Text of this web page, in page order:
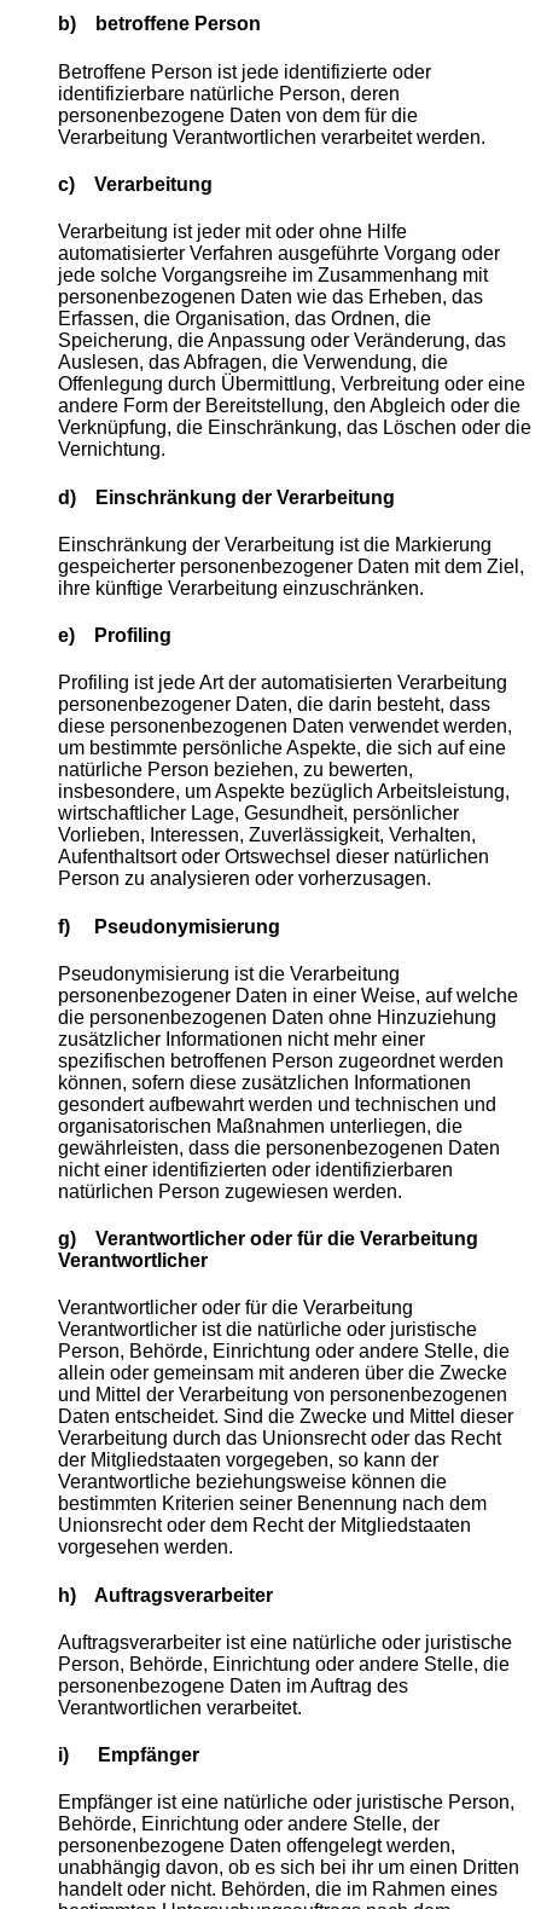
b) betroffene Person
Betroffene Person ist jede identifizierte oder
identifizierbare natürliche Person, deren
personenbezogene Daten von dem für die
Verarbeitung Verantwortlichen verarbeitet werden.
c) Verarbeitung
Verarbeitung ist jeder mit oder ohne Hilfe
automatisierter Verfahren ausgeführte Vorgang oder
jede solche Vorgangsreihe im Zusammenhang mit
personenbezogenen Daten wie das Erheben, das
Erfassen, die Organisation, das Ordnen, die
Speicherung, die Anpassung oder Veränderung, das
Auslesen, das Abfragen, die Verwendung, die
Offenlegung durch Übermittlung, Verbreitung oder eine
andere Form der Bereitstellung, den Abgleich oder die
Verknüpfung, die Einschränkung, das Löschen oder die
Vernichtung.
d) Einschränkung der Verarbeitung
Einschränkung der Verarbeitung ist die Markierung
gespeicherter personenbezogener Daten mit dem Ziel,
ihre künftige Verarbeitung einzuschränken.
e) Profiling
Profiling ist jede Art der automatisierten Verarbeitung
personenbezogener Daten, die darin besteht, dass
diese personenbezogenen Daten verwendet werden,
um bestimmte persönliche Aspekte, die sich auf eine
natürliche Person beziehen, zu bewerten,
insbesondere, um Aspekte bezüglich Arbeitsleistung,
wirtschaftlicher Lage, Gesundheit, persönlicher
Vorlieben, Interessen, Zuverlässigkeit, Verhalten,
Aufenthaltsort oder Ortswechsel dieser natürlichen
Person zu analysieren oder vorherzusagen.
f) Pseudonymisierung
Pseudonymisierung ist die Verarbeitung
personenbezogener Daten in einer Weise, auf welche
die personenbezogenen Daten ohne Hinzuziehung
zusätzlicher Informationen nicht mehr einer
spezifischen betroffenen Person zugeordnet werden
können, sofern diese zusätzlichen Informationen
gesondert aufbewahrt werden und technischen und
organisatorischen Maßnahmen unterliegen, die
gewährleisten, dass die personenbezogenen Daten
nicht einer identifizierten oder identifizierbaren
natürlichen Person zugewiesen werden.
g) Verantwortlicher oder für die Verarbeitung
Verantwortlicher
Verantwortlicher oder für die Verarbeitung
Verantwortlicher ist die natürliche oder juristische
Person, Behörde, Einrichtung oder andere Stelle, die
allein oder gemeinsam mit anderen über die Zwecke
und Mittel der Verarbeitung von personenbezogenen
Daten entscheidet. Sind die Zwecke und Mittel dieser
Verarbeitung durch das Unionsrecht oder das Recht
der Mitgliedstaaten vorgegeben, so kann der
Verantwortliche beziehungsweise können die
bestimmten Kriterien seiner Benennung nach dem
Unionsrecht oder dem Recht der Mitgliedstaaten
vorgesehen werden.
h) Auftragsverarbeiter
Auftragsverarbeiter ist eine natürliche oder juristische
Person, Behörde, Einrichtung oder andere Stelle, die
personenbezogene Daten im Auftrag des
Verantwortlichen verarbeitet.
i) Empfänger
Empfänger ist eine natürliche oder juristische Person,
Behörde, Einrichtung oder andere Stelle, der
personenbezogene Daten offengelegt werden,
unabhängig davon, ob es sich bei ihr um einen Dritten
handelt oder nicht. Behörden, die im Rahmen eines